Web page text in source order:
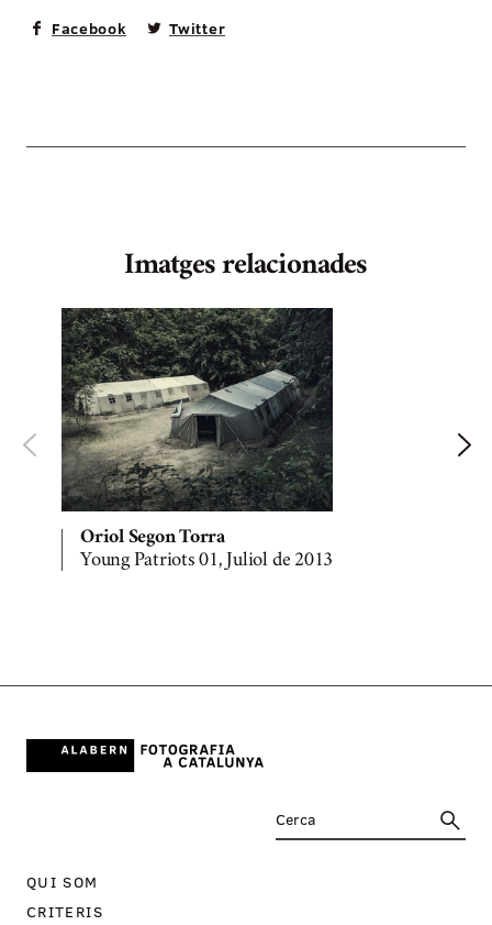
Facebook Twitter
Imatges relacionades
Oriol Segon Torra
Young Patriots 01, Juliol de 2013
QUI SOM
CRITERIS